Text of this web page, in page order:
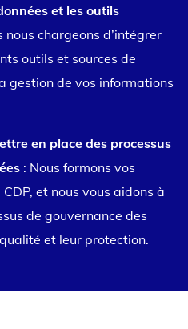
et les outils
nous chargeons d’intégrer
outils et sources de
gestion de vos informations
en place des processus
: Nous formons vos
et nous vous aidons à
de gouvernance des
et leur protection.